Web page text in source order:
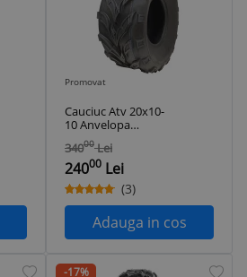
Promovat
Cauciuc Atv 20x10-
10 Anvelopa
20x10x10 Tubeless
34000 Lei
24000 Lei
(3)
Adauga in cos
-17%